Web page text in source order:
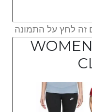
זה לחץ על התמונה